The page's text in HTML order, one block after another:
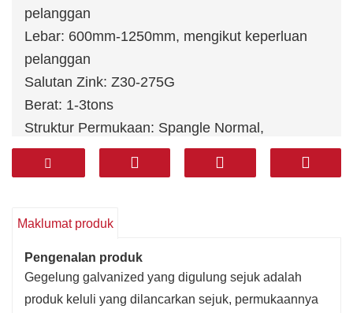
pelanggan
Lebar: 600mm-1250mm, mengikut keperluan
pelanggan
Salutan Zink: Z30-275G
Berat: 1-3tons
Struktur Permukaan: Spangle Normal,
Minimized Spangle, Spangle Zero, Big Spangle,
Spangle-Free (FS)
GB11253-89, ASTM A1008-2000, EN10169 dll
Maklumat produk
Pengenalan produk
Gegelung galvanized yang digulung sejuk adalah
produk keluli yang dilancarkan sejuk, permukaannya